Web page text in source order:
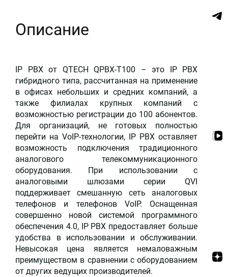
Описание
IP PBX от QTECH QPBX-T100 – это IP PBX
гибридного типа, рассчитанная на применение
в офисах небольших и средних компаний, а
также филиалах крупных компаний с
возможностью регистрации до 100 абонентов.
Для организаций, не готовых полностью
перейти на VoIP-технологии, IP PBX оставляет
возможность подключения традиционного
аналогового телекоммуникационного
оборудования. При использовании с
аналоговыми шлюзами серии QVI
поддерживает смешанную сеть аналоговых
телефонов и телефонов VoIP. Оснащенная
совершенно новой системой программного
обеспечения 4.0, IP PBX предоставляет больше
удобства в использовании и обслуживании.
Невысокая цена является немаловажным
преимуществом в сравнении с оборудованием
от других ведущих производителей.